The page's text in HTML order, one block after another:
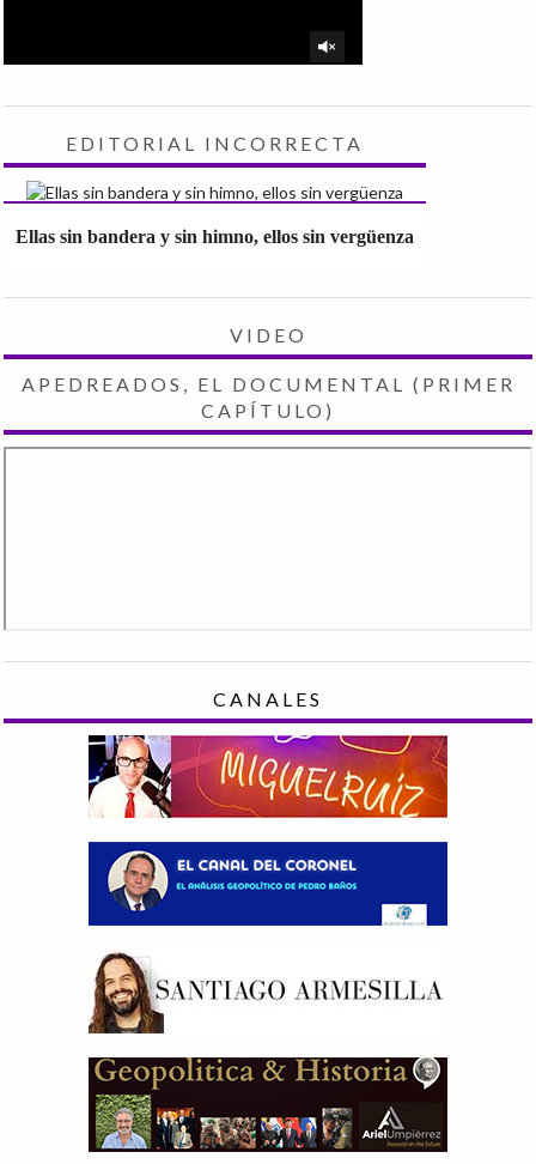
EDITORIAL INCORRECTA
Ellas sin bandera y sin himno, ellos sin vergüenza
VIDEO
APEDREADOS, EL DOCUMENTAL (PRIMER
CAPÍTULO)
CANALES